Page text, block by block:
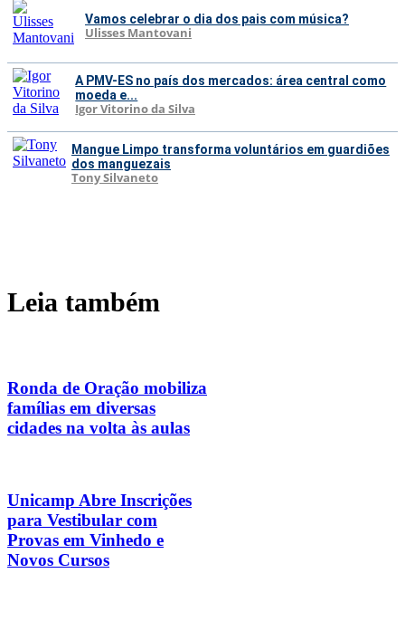
Vamos celebrar o dia dos pais com música?
Ulisses Mantovani
A PMV-ES no país dos mercados: área central como
moeda e...
Igor Vitorino da Silva
Mangue Limpo transforma voluntários em guardiões
dos manguezais
Tony Silvaneto
Leia também
Ronda de Oração mobiliza
famílias em diversas
cidades na volta às aulas
Unicamp Abre Inscrições
para Vestibular com
Provas em Vinhedo e
Novos Cursos